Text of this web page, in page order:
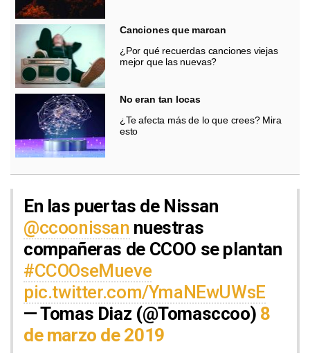
Canciones que marcan
¿Por qué recuerdas canciones viejas
mejor que las nuevas?
No eran tan locas
¿Te afecta más de lo que crees? Mira
esto
En las puertas de Nissan
@ccoonissan nuestras
compañeras de CCOO se plantan
#CCOOseMueve
pic.twitter.com/YmaNEwUWsE
— Tomas Diaz (@Tomasccoo) 8
de marzo de 2019